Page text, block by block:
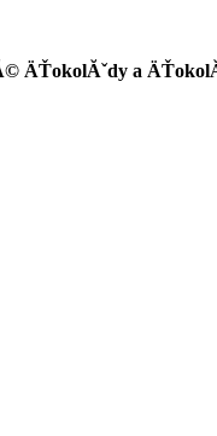
ÄŤokolĂˇdy a